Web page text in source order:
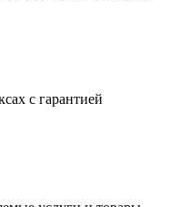
с гарантией